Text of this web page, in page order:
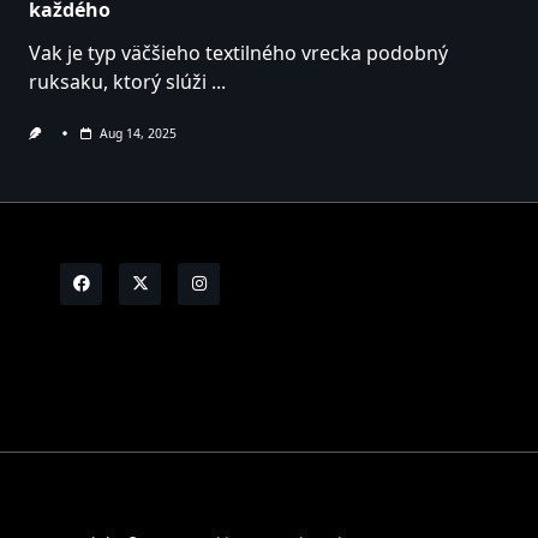
každého
Vak je typ väčšieho textilného vrecka podobný
ruksaku, ktorý slúži ...
Aug 14, 2025